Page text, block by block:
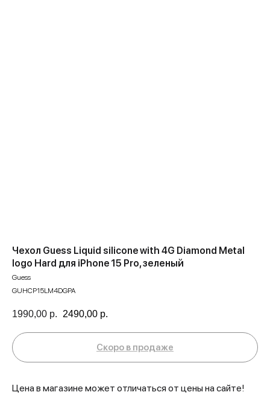
Чехол Guess Liquid silicone with 4G Diamond Metal
logo Hard для iPhone 15 Pro, зеленый
Guess
GUHCP15LM4DGPA
1990,00 р. 2490,00 р.
Цена в магазине может отличаться от цены на сайте!